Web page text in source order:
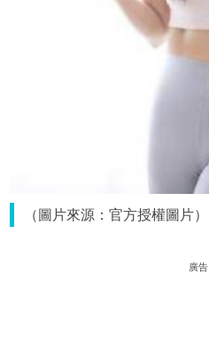
（圖片來源：官方授權圖片）
廣告